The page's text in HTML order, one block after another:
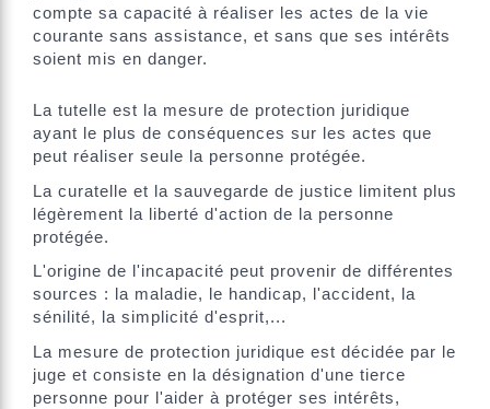
compte sa capacité à réaliser les actes de la vie
courante sans assistance, et sans que ses intérêts
soient mis en danger.
La tutelle est la mesure de protection juridique
ayant le plus de conséquences sur les actes que
peut réaliser seule la personne protégée.
La curatelle et la sauvegarde de justice limitent plus
légèrement la liberté d'action de la personne
protégée.
L'origine de l'incapacité peut provenir de différentes
sources : la maladie, le handicap, l'accident, la
sénilité, la simplicité d'esprit,...
La mesure de protection juridique est décidée par le
juge et consiste en la désignation d'une tierce
personne pour l'aider à protéger ses intérêts,